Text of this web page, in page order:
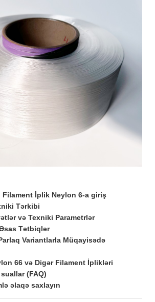
Filament İplik Neylon 6-a giriş
Tərkibi
və Texniki Parametrlər
Tətbiqlər
Variantlarla Müqayisədə
66 və Digər Filament İplikləri
(FAQ)
əlaqə saxlayın